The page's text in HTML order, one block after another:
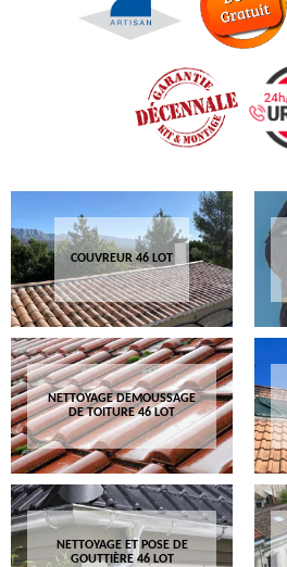
COUVREUR 46 LOT
NETTOYAGE DEMOUSSAGE
DE TOITURE 46 LOT
NETTOYAGE ET POSE DE
GOUTTIÈRE 46 LOT